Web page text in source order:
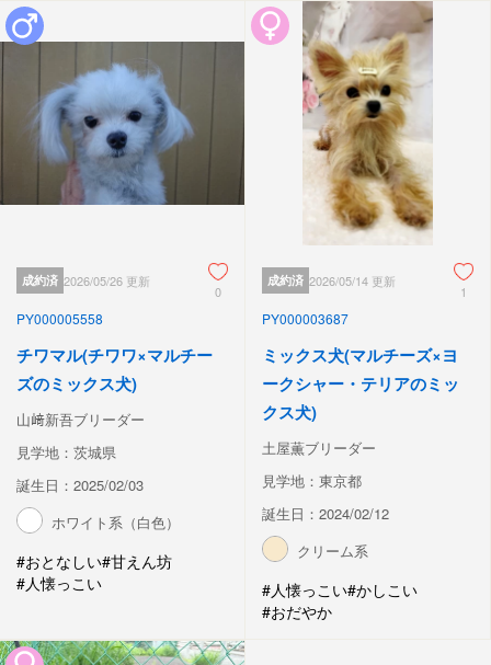
成約済 2026/05/26 更新
0
PY000005558
チワマル(チワワ×マルチー
ズのミックス犬)
山﨑新吾ブリーダー
見学地：茨城県
誕生日：2025/02/03
ホワイト系（白色）
#おとなしい#甘えん坊
#人懐っこい
成約済 2026/05/14 更新
1
PY000003687
ミックス犬(マルチーズ×ヨ
ークシャー・テリアのミッ
クス犬)
土屋薫ブリーダー
見学地：東京都
誕生日：2024/02/12
クリーム系
#人懐っこい#かしこい
#おだやか